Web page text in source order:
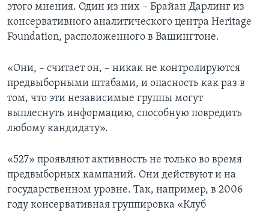
этого мнения. Один из них – Брайан Дарлинг из
консервативного аналитического центра Heritage
Foundation, расположенного в Вашингтоне.
«Они, – считает он, – никак не контролируются
предвыборными штабами, и опасность как раз в
том, что эти независимые группы могут
выплеснуть информацию, способную повредить
любому кандидату».
«527» проявляют активность не только во время
предвыборных кампаний. Они действуют и на
государственном уровне. Так, например, в 2006
году консервативная группировка «Клуб